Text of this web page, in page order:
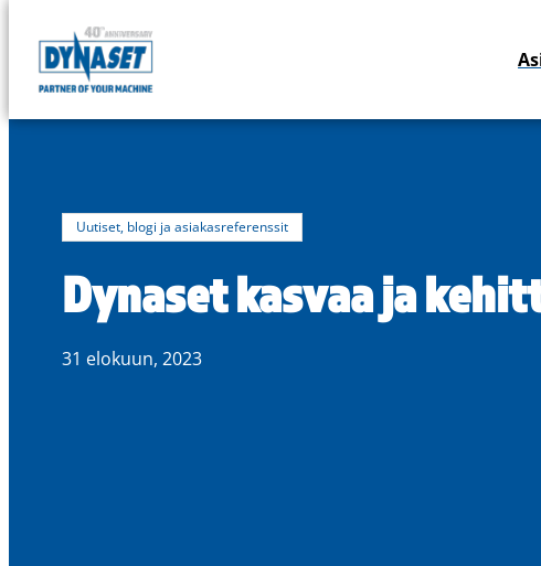
Siirry
DYNASET
Uutiset, blogi ja asiakasreferenssit
Dynaset kasvaa ja
31 elokuun, 2023